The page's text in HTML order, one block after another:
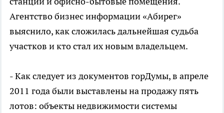
Агентство бизнес информации «Абирег»
выяснило, как сложилась дальнейшая судьба
участков и кто стал их новым владельцем.
- Как следует из документов горДумы, в апреле
2011 года были выставлены на продажу пять
лотов: объекты недвижимости системы